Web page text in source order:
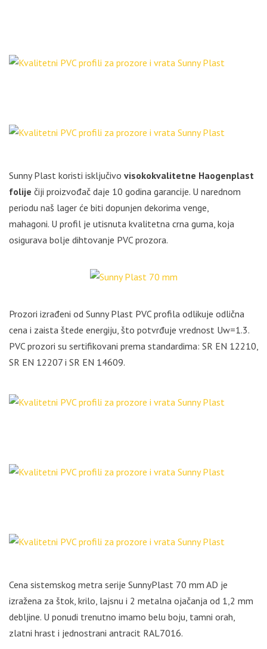
Sunny Plast koristi isključivo visokokvalitetne Haogenplast
folije čiji proizvođač daje 10 godina garancije. U narednom
periodu naš lager će biti dopunjen dekorima venge,
mahagoni. U profil je utisnuta kvalitetna crna guma, koja
osigurava bolje dihtovanje PVC prozora.
Prozori izrađeni od Sunny Plast PVC profila odlikuje odlična
cena i zaista štede energiju, što potvrđuje vrednost Uw=1.3.
PVC prozori su sertifikovani prema standardima: SR EN 12210,
SR EN 12207 i SR EN 14609.
Cena sistemskog metra serije SunnyPlast 70 mm AD je
izražena za štok, krilo, lajsnu i 2 metalna ojačanja od 1,2 mm
debljine. U ponudi trenutno imamo belu boju, tamni orah,
zlatni hrast i jednostrani antracit RAL7016.